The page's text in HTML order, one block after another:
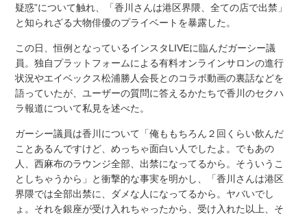
疑惑”について触れ、「香川さんは港区界隈、全ての店で出禁」
と知られざる大物俳優のプライベートを暴露した。
この日、恒例となっているインスタLIVEに臨んだガーシー議
員。独自プラットフォームによる有料オンラインサロンの進行
状況やエイベックス松浦勝人会長とのコラボ動画の裏話などを
語っていたが、ユーザーの質問に答えるかたちで香川のセクハ
ラ報道について私見を述べた。
ガーシー議員は香川について「俺ももちろん２回くらい飲んだ
ことあるんですけど、めっちゃ面白い人でしたよ。でもあの
人、西麻布のラウンジ全部、出禁になってるから。そういうこ
としちゃうから」と衝撃的な事実を明かし、「香川さんは港区
界隈では全部出禁に、ダメな人になってるから。ヤバいでし
ょ。それを銀座が受け入れちゃったから、受け入れた以上、そ